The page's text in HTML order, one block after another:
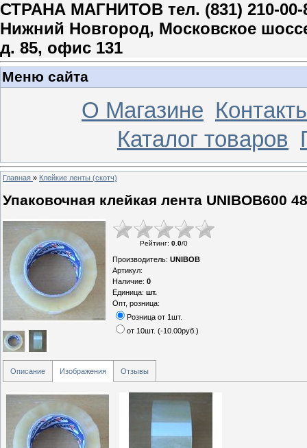
СТРАНА МАГНИТОВ тел. (831) 210-00-
Нижний Новгород, Московское
д. 85, офис 131
Меню сайта
О Магазине
Каталог товаров
Главная » Клейкие ленты (скотч)
Упаковочная клейкая лента UNIBOB600
Рейтинг: 0.0/0
Производитель: UNIBOB
Артикул:
Наличие: 0
Единица: шт.
Опт, розница:
Розница от 1шт.
от 10шт. (-10.00руб. )
Описание Изображения Отзывы